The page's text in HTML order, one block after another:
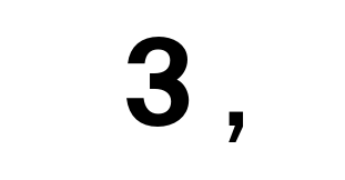
3 ,